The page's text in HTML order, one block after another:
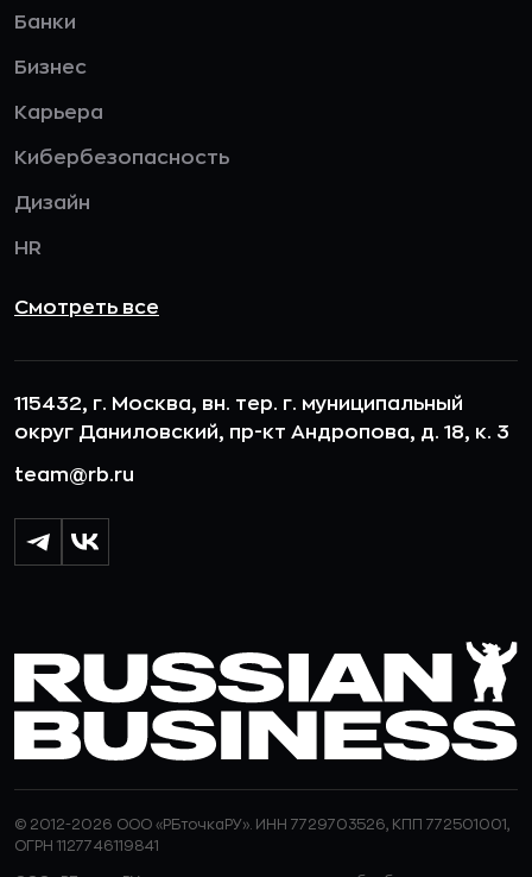
Банки
Бизнес
Карьера
Кибербезопасность
Дизайн
HR
Смотреть все
115432, г. Москва, вн. тер. г. муниципальный
округ Даниловский, пр-кт Андропова, д. 18, к. 3
team@rb.ru
© 2012-2026 ООО «РБточкаРУ». ИНН 7729703526, КПП 772501001,
ОГРН 1127746119841